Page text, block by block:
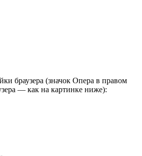
браузера (значок Опера в правом
— как на картинке ниже):